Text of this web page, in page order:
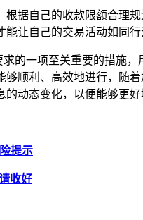
据自己的收款限额合理
让自己的交易活动如同
求的一项至关重要的措施
顺利、高效地进行，随
动态变化，以便能够更
提示
收好